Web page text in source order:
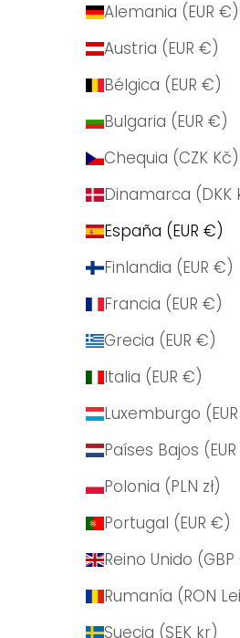
Alemania (EUR €)
Austria (EUR €)
Bélgica (EUR €)
Bulgaria (EUR €)
Chequia (CZK Kč)
Dinamarca (DKK
España (EUR €)
Finlandia (EUR €)
Francia (EUR €)
Grecia (EUR €)
Italia (EUR €)
Luxemburgo
Países Bajos
Polonia (PLN zł)
Portugal (EUR €)
Reino Unido (GBP
Rumanía (RON
Suecia (SEK kr)